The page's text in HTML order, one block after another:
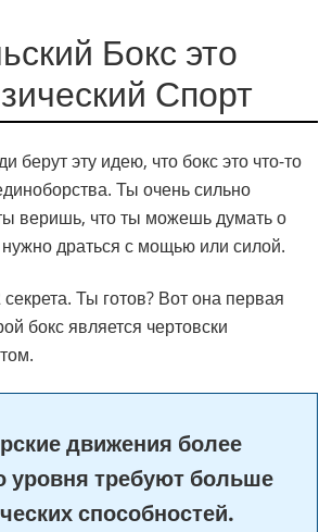
Бокс это
Спорт
берут эту идею, что бокс это что-то
Ты очень сильно
веришь, что ты можешь думать о
драться с мощью или силой.
Ты готов? Вот она первая
бокс является чертовски
движения более
уровня требуют больше
способностей.